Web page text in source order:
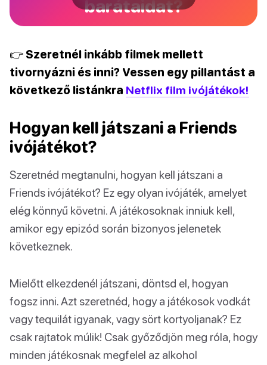
barátaidat?
👉 Szeretnél inkább filmek mellett
tivornyázni és inni? Vessen egy pillantást a
következő listánkra Netflix film ivójátékok!
Hogyan kell játszani a Friends
ivójátékot?
Szeretnéd megtanulni, hogyan kell játszani a
Friends ivójátékot? Ez egy olyan ivójáték, amelyet
elég könnyű követni. A játékosoknak inniuk kell,
amikor egy epizód során bizonyos jelenetek
következnek.
Mielőtt elkezdenél játszani, döntsd el, hogyan
fogsz inni. Azt szeretnéd, hogy a játékosok vodkát
vagy tequilát igyanak, vagy sört kortyoljanak? Ez
csak rajtatok múlik! Csak győződjön meg róla, hogy
minden játékosnak megfelel az alkohol